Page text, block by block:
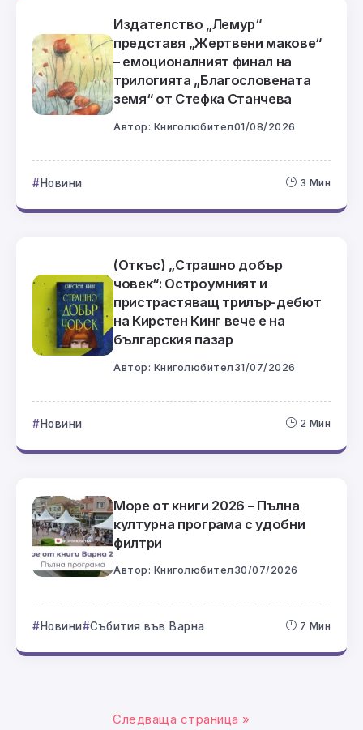
Издателство „Лемур“
представя „Жертвени макове“
– емоционалният финал на
трилогията „Благословената
земя“ от Стефка Станчева
Автор: Книголюбител01/08/2026
Новини 3 Мин
(Откъс) „Страшно добър
човек“: Остроумният и
пристрастяващ трилър-дебют
на Кирстен Кинг вече е на
българския пазар
Автор: Книголюбител 31/07/2026
Новини 2 Мин
Море от книги 2026 – Пълна
културна програма с удобни
филтри
Автор: Книголюбител 30/07/2026
Новини Събития във Варна 7 Мин
Следваща страница »